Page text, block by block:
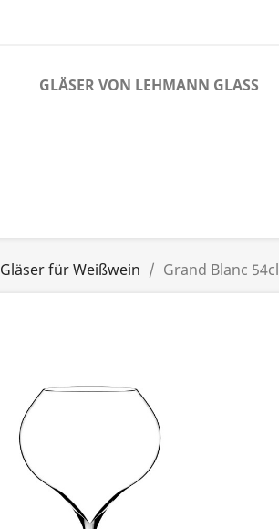
GLÄSER VON LEHMANN GLASS
Gläser für Weißwein Grand Blanc 54cl